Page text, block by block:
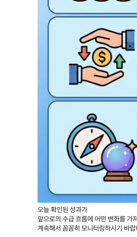
오늘 확인된 성과가
앞으로의 수급 흐름에 어떤 변화를 가
계속해서 꼼꼼히 모니터링하시기 바